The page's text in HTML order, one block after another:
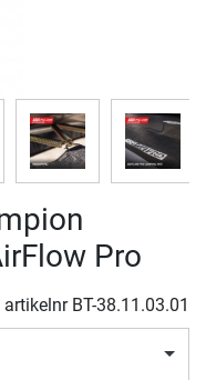
Pro
artikelnr BT-38.11.03.01